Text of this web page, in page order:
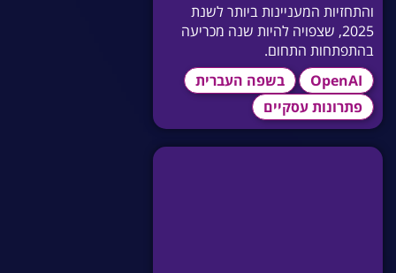
והתחזיות המעניינות ביותר לשנת
2025, שצפויה להיות שנה מכריעה
בהתפתחות התחום.
OpenAI
בשפה העברית
פתרונות עסקיים